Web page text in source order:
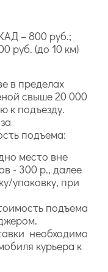
– 800 руб.;
руб. (до 10 км)
в пределах
свыше 20 000
к подъезду.
подъема:
место вне
- 300 р., далее
упаковку, при
подъема
необходимо
курьера к